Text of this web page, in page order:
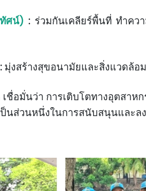
ศน์) : ร่วมกันเคลียร์พื้นที่ ทำคว
: มุ่งสร้างสุขอนามัยและสิ่งแวดล้
อมั่นว่า การเติบโตทางอุตสา
นส่วนหนึ่งในการสนับสนุนและล